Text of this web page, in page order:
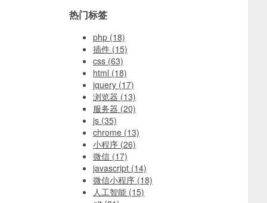
热门标签
php (18)
插件 (15)
css (63)
html (18)
jquery (17)
浏览器 (13)
服务器 (20)
js (35)
chrome (13)
小程序 (26)
微信 (17)
javascript (14)
微信小程序 (18)
人工智能 (15)